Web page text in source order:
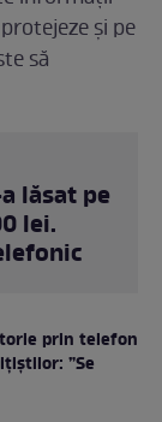
și pe
să
lăsat pe
lei.
prin telefon
”Se